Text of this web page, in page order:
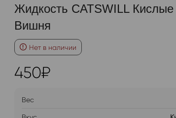
Жидкость CATSWILL
Вишня
Нет в наличии
450₽
Вес